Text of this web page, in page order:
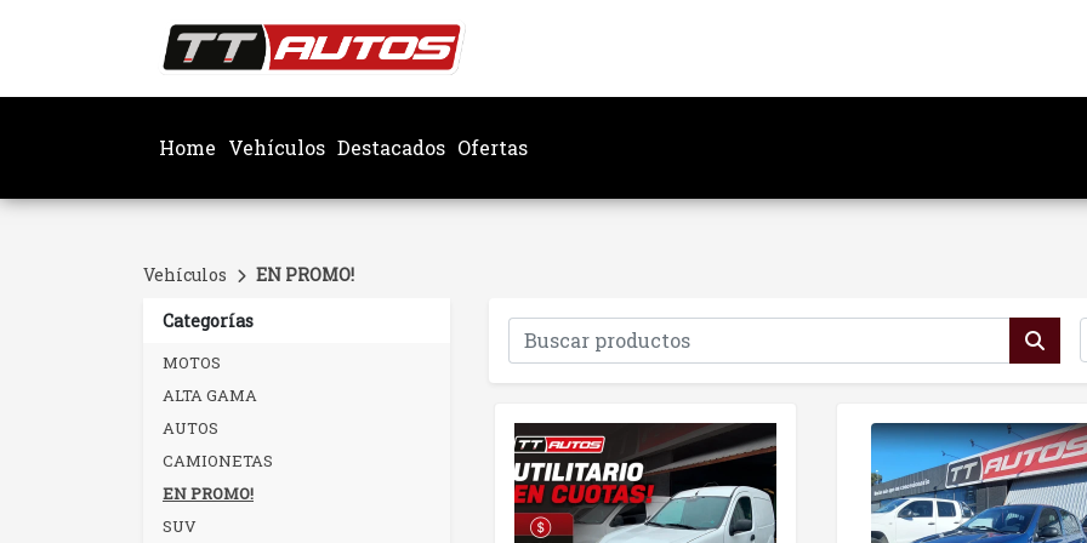
Home Vehículos Destacados Ofertas
Vehículos
EN PROMO!
Categorías
MOTOS
ALTA GAMA
AUTOS
CAMIONETAS
EN PROMO!
SUV